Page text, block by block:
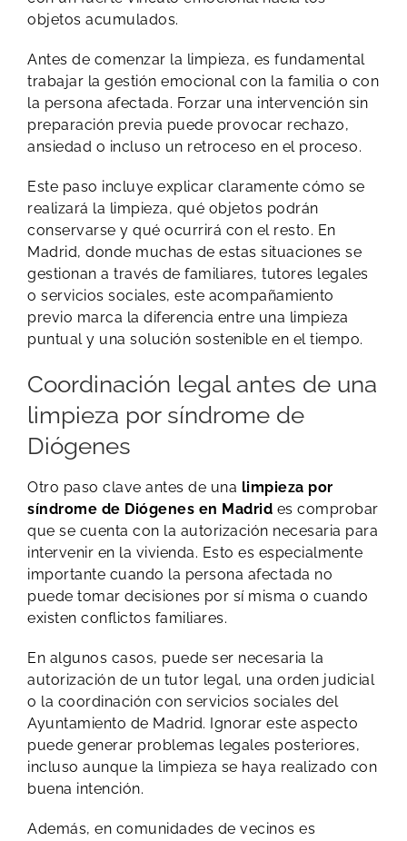
objetos acumulados.
Antes de comenzar la limpieza, es fundamental
trabajar la gestión emocional con la familia o con
la persona afectada. Forzar una intervención sin
preparación previa puede provocar rechazo,
ansiedad o incluso un retroceso en el proceso.
Este paso incluye explicar claramente cómo se
realizará la limpieza, qué objetos podrán
conservarse y qué ocurrirá con el resto. En
Madrid, donde muchas de estas situaciones se
gestionan a través de familiares, tutores legales
o servicios sociales, este acompañamiento
previo marca la diferencia entre una limpieza
puntual y una solución sostenible en el tiempo.
Coordinación legal antes de una
limpieza por síndrome de
Diógenes
Otro paso clave antes de una limpieza por
síndrome de Diógenes en Madrid es comprobar
que se cuenta con la autorización necesaria para
intervenir en la vivienda. Esto es especialmente
importante cuando la persona afectada no
puede tomar decisiones por sí misma o cuando
existen conflictos familiares.
En algunos casos, puede ser necesaria la
autorización de un tutor legal, una orden judicial
o la coordinación con servicios sociales del
Ayuntamiento de Madrid. Ignorar este aspecto
puede generar problemas legales posteriores,
incluso aunque la limpieza se haya realizado con
buena intención.
Además, en comunidades de vecinos es